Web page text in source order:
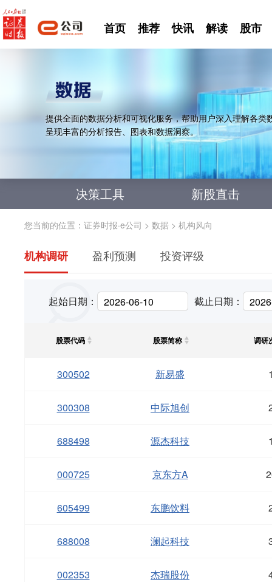
首页 推荐 快讯 解读 股市
提供全面的数据分析和可视化服务，帮助用户深入理解各
呈现丰富的分析报告、图表和数据洞察。
决策工具 新股直击
您当前的位置： 证券时报·e公司 > 数据 > 机构风向
机构调研 盈利预测 投资评级
起始日期： 截止日期：
股票代码 股票简称 调研
300502 新易盛
300308 中际旭创
688498 源杰科技
000725 京东方A
605499 东鹏饮料
688008 澜起科技
002353 杰瑞股份